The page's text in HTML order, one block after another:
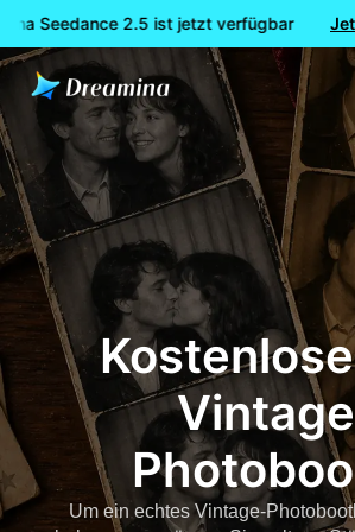
Seedance 2.5 ist jetzt verfügbar 🎉
Startseite Kostenloser AI Vintage Photobooth
Vintage
Um ein echtes Vintage-